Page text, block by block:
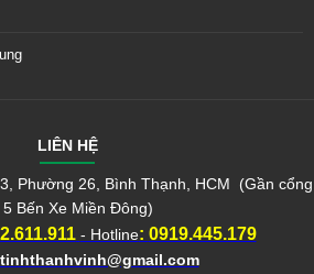
LIÊN HỆ
Phường 26, Bình Thạnh, HCM (Gần cổng
5 Bến Xe Miền Đông)
- Hotline: 0919.445.179